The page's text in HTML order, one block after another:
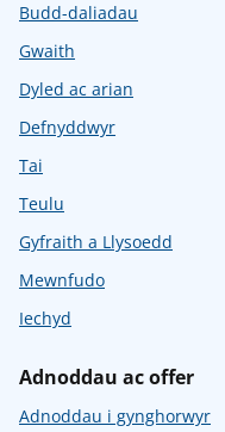
Budd-daliadau
Gwaith
Dyled ac arian
Defnyddwyr
Tai
Teulu
Gyfraith a Llysoedd
Mewnfudo
Iechyd
Adnoddau ac offer
Adnoddau i gynghorwyr